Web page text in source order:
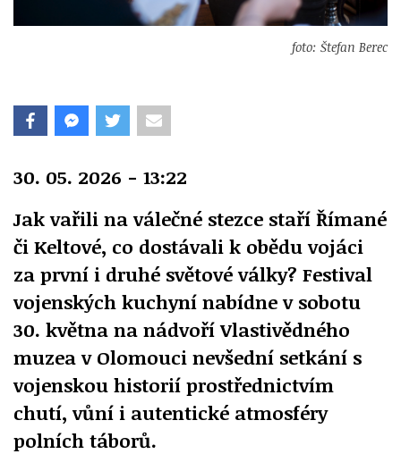
foto: Štefan Berec
30. 05. 2026 - 13:22
Jak vařili na válečné stezce staří Římané
či Keltové, co dostávali k obědu vojáci
za první i druhé světové války? Festival
vojenských kuchyní nabídne vsobotu
30. května na nádvoří Vlastivědného
muzea v Olomouci nevšední setkání s
vojenskou historií prostřednictvím
chutí, vůní i autentické atmosféry
polních táborů.